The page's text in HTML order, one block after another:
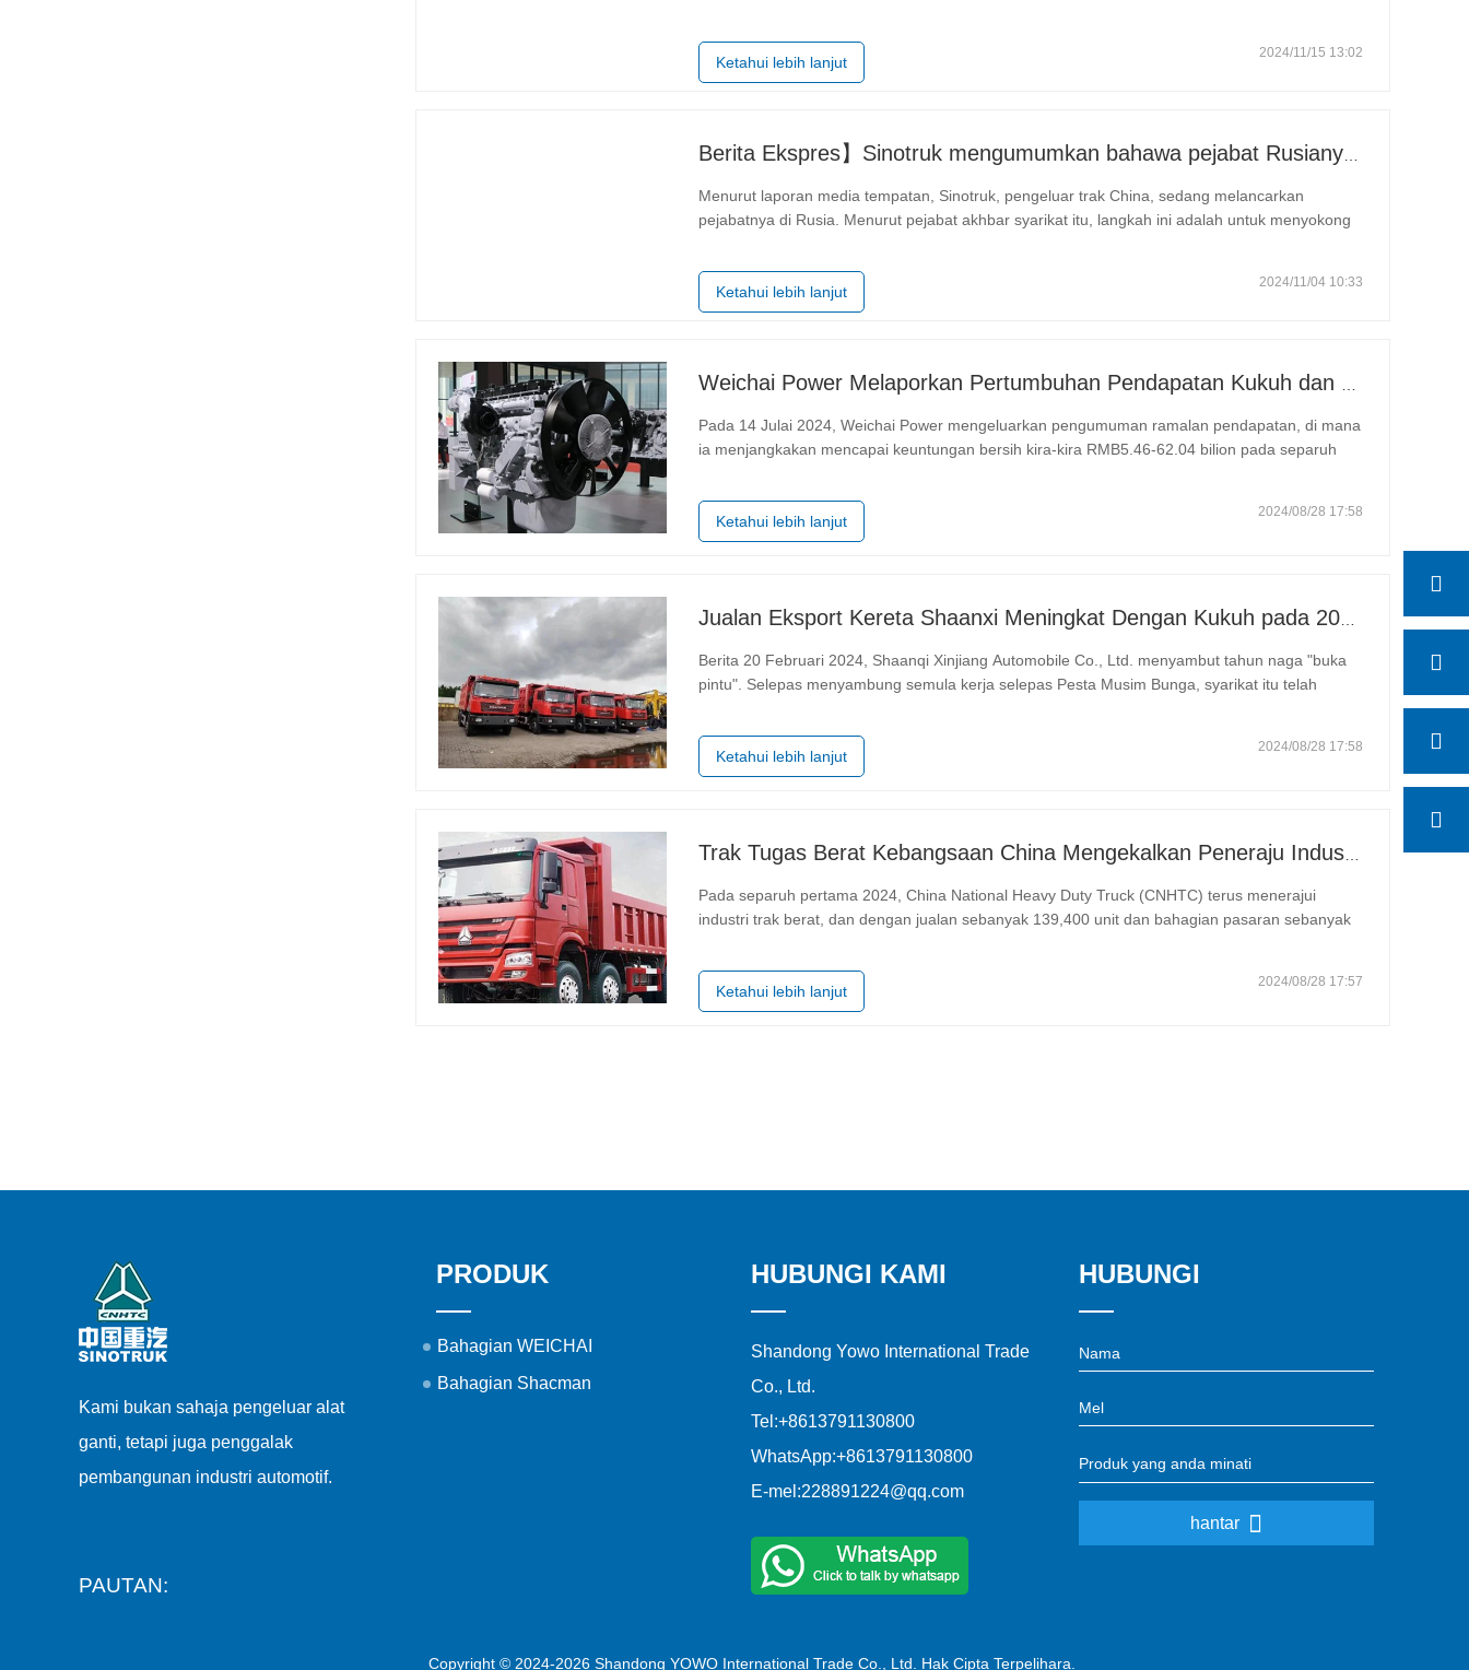
kerjasama…
Ketahui lebih lanjut
2024/11/15 13:02
Berita Ekspres】Sinotruk mengumumkan bahawa pejabat Rusianya telah mula beroperasi.
Menurut laporan media tempatan, Sinotruk, pengeluar trak China, sedang melancarkan
pejabatnya di Rusia. Menurut pejabat akhbar syarikat itu, langkah ini adalah untuk menyokong
dan menyediakan alat ganti terus dari…
Ketahui lebih lanjut
2024/11/04 10:33
Pada 14 Julai 2024, Weichai Power mengeluarkan pengumuman ramalan pendapatan, di mana
ia menjangkakan mencapai keuntungan bersih kira-kira RMB5.46-62.04 bilion pada separuh
kira-kira RMB5.06-5.78 bilion selepas…
Ketahui lebih lanjut
2024/08/28 17:58
Jualan Eksport Kereta Shaanxi Meningkat Dengan Kukuh pada 2024
Berita 20 Februari 2024, Shaanqi Xinjiang Automobile Co., Ltd. menyambut tahun naga "buka
pintu". Selepas menyambung semula kerja selepas Pesta Musim Bunga, syarikat itu telah
396 adalah tempahan eksport. 2023,…
Ketahui lebih lanjut
2024/08/28 17:58
Trak Tugas Berat Kebangsaan China Mengekalkan Peneraju Industri dengan Rekod Jualan dan Tumpuan Strategik pada Pemanduan Pintar
Pada separuh pertama 2024, China National Heavy Duty Truck (CNHTC) terus menerajui
industri trak berat, dan dengan jualan sebanyak 139,400 unit dan bahagian pasaran sebanyak
jualan trak berat dan bahagian pasaran…
Ketahui lebih lanjut
2024/08/28 17:57
Kami bukan sahaja pengeluar alat
ganti, tetapi juga penggalak
pembangunan industri automotif.
PAUTAN:
PRODUK
Bahagian WEICHAI
Bahagian Shacman
HUBUNGI KAMI
Shandong Yowo International Trade
Co., Ltd.
Tel:+8613791130800
WhatsApp:+8613791130800
E-mel:228891224@qq.com
HUBUNGI
hantar
Copyright © 2024-2026 Shandong YOWO International Trade Co., Ltd. Hak Cipta Terpelihara.